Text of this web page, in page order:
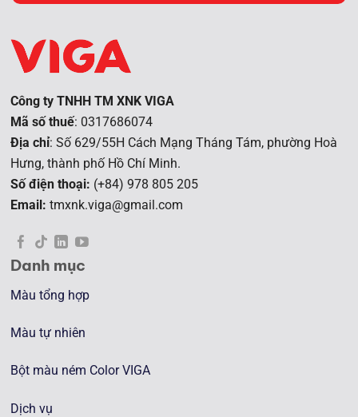
Công ty TNHH TM XNK VIGA
Mã số thuế: 0317686074
Địa chỉ: Số 629/55H Cách Mạng Tháng Tám, phường Hoà
Hưng, thành phố Hồ Chí Minh.
Số điện thoại: (+84) 978 805 205
Email: tmxnk.viga@gmail.com
Danh mục
Màu tổng hợp
Màu tự nhiên
Bột màu ném Color VIGA
Dịch vụ